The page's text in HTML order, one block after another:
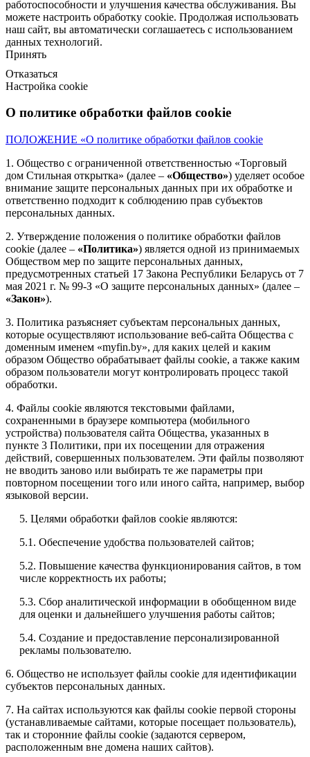
работоспособности и улучшения качества обслуживания. Вы
можете настроить обработку cookie. Продолжая использовать
наш сайт, вы автоматически соглашаетесь с использованием
данных технологий.
Принять
Отказаться
Настройка cookie
О политике обработки файлов cookie
ПОЛОЖЕНИЕ «О политике обработки файлов cookie
1. Общество с ограниченной ответственностью «Торговый
дом Стильная открытка» (далее – «Общество») уделяет особое
внимание защите персональных данных при их обработке и
ответственно подходит к соблюдению прав субъектов
персональных данных.
2. Утверждение положения о политике обработки файлов
cookie (далее – «Политика») является одной из принимаемых
Обществом мер по защите персональных данных,
предусмотренных статьей 17 Закона Республики Беларусь от 7
мая 2021 г. № 99-З «О защите персональных данных» (далее –
«Закон»).
3. Политика разъясняет субъектам персональных данных,
которые осуществляют использование веб-сайта Общества с
доменным именем «myfin.by», для каких целей и каким
образом Общество обрабатывает файлы cookie, а также каким
образом пользователи могут контролировать процесс такой
обработки.
4. Файлы cookie являются текстовыми файлами,
сохраненными в браузере компьютера (мобильного
устройства) пользователя сайта Общества, указанных в
пункте 3 Политики, при их посещении для отражения
действий, совершенных пользователем. Эти файлы позволяют
не вводить заново или выбирать те же параметры при
повторном посещении того или иного сайта, например, выбор
языковой версии.
5. Целями обработки файлов cookie являются:
5.1. Обеспечение удобства пользователей сайтов;
5.2. Повышение качества функционирования сайтов, в том
числе корректность их работы;
5.3. Сбор аналитической информации в обобщенном виде
для оценки и дальнейшего улучшения работы сайтов;
5.4. Создание и предоставление персонализированной
рекламы пользователю.
6. Общество не использует файлы cookie для идентификации
субъектов персональных данных.
7. На сайтах используются как файлы cookie первой стороны
(устанавливаемые сайтами, которые посещает пользователь),
так и сторонние файлы cookie (задаются сервером,
расположенным вне домена наших сайтов).